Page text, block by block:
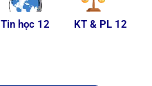
Tin học 12 KT & PL 12